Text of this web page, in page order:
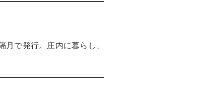
で発行。庄内に暮らし、